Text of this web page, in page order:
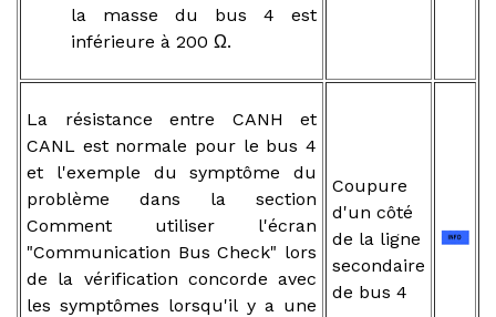
la masse du bus 4 est
inférieure à 200 Ω.
La résistance entre CANH et
CANL est normale pour le bus 4
et l'exemple du symptôme du
problème dans la section
Comment utiliser l'écran
"Communication Bus Check" lors
de la vérification concorde avec
les symptômes lorsqu'il y a une
Coupure
d'un côté
de la ligne
secondaire
de bus 4